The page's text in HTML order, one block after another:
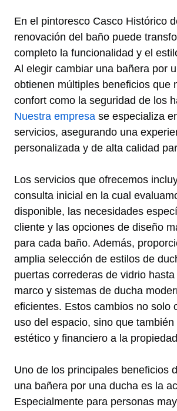
En el pintoresco Casco Histórico
renovación del baño puede
completo la funcionalidad y el
Al elegir cambiar una bañera por
obtienen múltiples beneficios que
confort como la seguridad de los
Nuestra empresa se especializa
servicios, asegurando una
personalizada y de alta calidad
Los servicios que ofrecemos
consulta inicial en la cual
disponible, las necesidades
cliente y las opciones de diseño
para cada baño. Además,
amplia selección de estilos de
puertas correderas de vidrio
marco y sistemas de ducha
eficientes. Estos cambios no solo
uso del espacio, sino que
estético y financiero a la
Uno de los principales beneficios
una bañera por una ducha es la
Especialmente para personas